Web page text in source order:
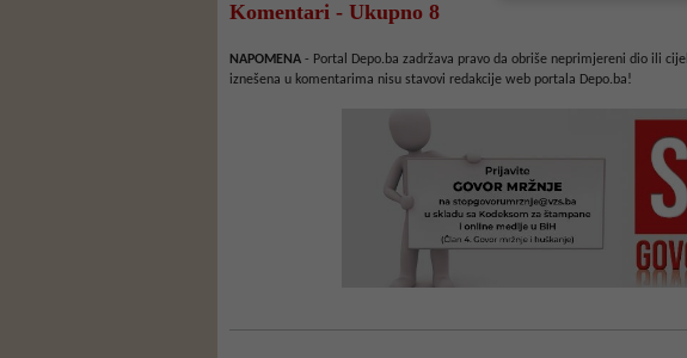
Komentari - Ukupno 8
NAPOMENA - Portal Depo.ba zadržava pravo da obriše neprimjereni dio ili
iznešena u komentarima nisu stavovi redakcije web portala Depo.ba!